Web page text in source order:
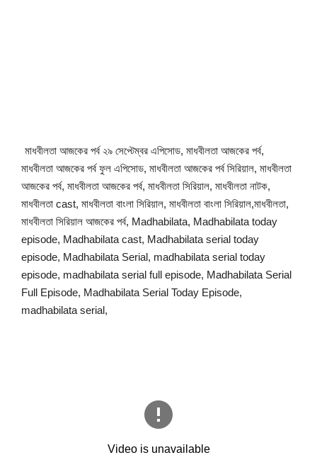
মাধবীলতা আজকের পর্ব ২৯ সেপ্টেম্বর এপিসোড, মাধবীলতা আজকের পর্ব,
মাধবীলতা আজকের পর্ব ফুল এপিসোড, মাধবীলতা আজকের পর্ব সিরিয়াল, মাধবীলতা
আজকের পর্ব, মাধবীলতা আজকের পর্ব, মাধবীলতা সিরিয়াল, মাধবীলতা নাটক,
মাধবীলতা cast, মাধবীলতা বাংলা সিরিয়াল, মাধবীলতা বাংলা সিরিয়াল,মাধবীলতা,
মাধবীলতা সিরিয়াল আজকের পর্ব, Madhabilata, Madhabilata today
episode, Madhabilata cast, Madhabilata serial today
episode, Madhabilata Serial, madhabilata serial today
episode, madhabilata serial full episode, Madhabilata Serial
Full Episode, Madhabilata Serial Today Episode,
madhabilata serial,